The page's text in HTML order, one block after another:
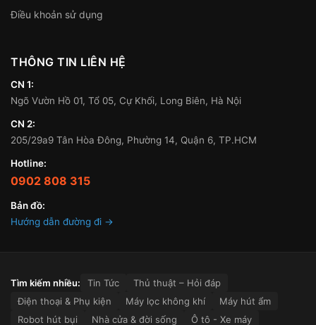
Điều khoản sử dụng
THÔNG TIN LIÊN HỆ
CN 1:
Ngõ Vườn Hồ 01, Tổ 05, Cự Khối, Long Biên, Hà Nội
CN 2:
205/29a9 Tân Hòa Đông, Phường 14, Quận 6, TP.HCM
Hotline:
0902 808 315
Bản đồ:
Hướng dẫn đường đi →
Tìm kiếm nhiều: Tin Tức
Thủ thuật – Hỏi đáp
Điện thoại & Phụ kiện
Máy lọc không khí
Máy hút ẩm
Robot hút bụi
Nhà cửa & đời sống Ô tô - Xe máy